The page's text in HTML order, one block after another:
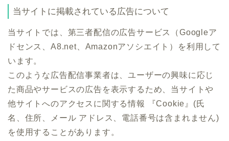
当サイトに掲載されている広告について
当サイトでは、第三者配信の広告サービス（Googleア
ドセンス、A8.net、Amazonアソシエイト）を利用して
います。
このような広告配信事業者は、ユーザーの興味に応じ
た商品やサービスの広告を表示するため、当サイトや
他サイトへのアクセスに関する情報 『Cookie』(氏
名、住所、メール アドレス、電話番号は含まれません)
を使用することがあります。